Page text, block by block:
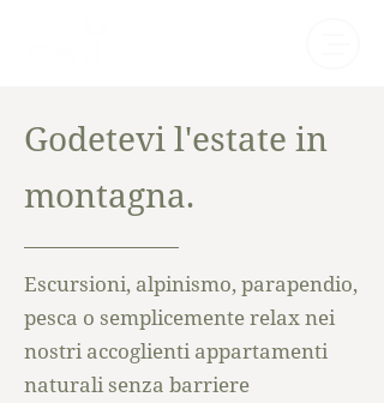
Godetevi l'estate in
montagna.
Escursioni, alpinismo, parapendio,
pesca o semplicemente relax nei
nostri accoglienti appartamenti
naturali senza barriere